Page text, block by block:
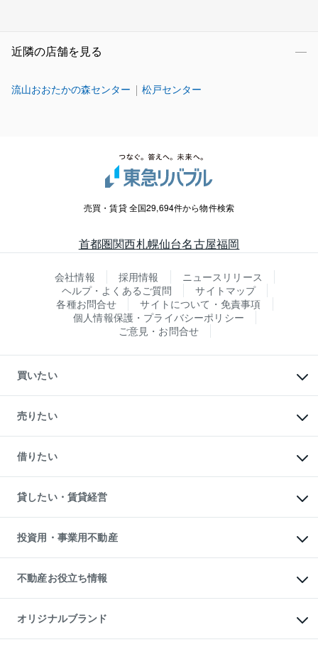
近隣の店舗を見る
流山おおたかの森センター 松戸センター
売買・賃貸 全国29,694件から物件検索
首都圏関西札幌仙台名古屋福岡
会社情報 採用情報
ニュースリリース
ヘルプ・よくあるご質問
サイトマップ
各種お問合せ
サイトについて・免責事項
個人情報保護・プライバシーポリシー
ご意見・お問合せ
買いたい
新築・分譲マンションの購入
中古マンションの購入
一戸建ての購入
中古一戸建ての購入
不動産購入の流れ
注目キーワード物件特集
購入ガイド
English 繁体中文簡体中文
売りたい
一戸建ての売却・査定
土地の売却・査定
スピードAI査定
不動産査定について
不動産売却の流れ
不動産買換えの流れ
売却ガイド
借りたい
オフィス・店舗の賃貸
借りるときの流れ
借りるガイド
貸したい・賃貸経営
マンション賃料データ
賃貸管理プラン
リロケーションについて
貸すガイド
投資用・事業用不動産
事業用不動産
マンション投資
投資用マンション
アパート経営
収益物件
不動産お役立ち情報
マンションライブラリー
人気マンションランキング
暮らしに役立つ不動産メディア
オリジナルブランド